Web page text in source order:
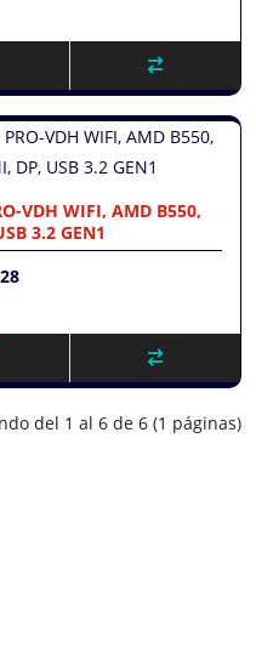
VDH WIFI, AMD B550,
3.2 GEN1
del 1 al 6 de 6 (1 páginas)